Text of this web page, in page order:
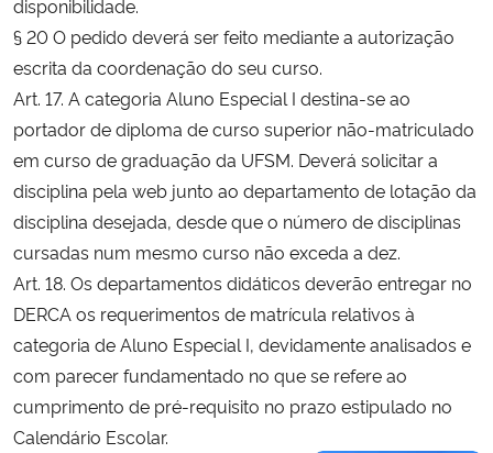
disponibilidade.
§ 20 O pedido deverá ser feito mediante a autorização
escrita da coordenação do seu curso.
Art. 17. A categoria Aluno Especial I destina-se ao
portador de diploma de curso superior não-matriculado
em curso de graduação da UFSM. Deverá solicitar a
disciplina pela web junto ao departamento de lotação da
disciplina desejada, desde que o número de disciplinas
cursadas num mesmo curso não exceda a dez.
Art. 18. Os departamentos didáticos deverão entregar no
DERCA os requerimentos de matrícula relativos à
categoria de Aluno Especial I, devidamente analisados e
com parecer fundamentado no que se refere ao
cumprimento de pré-requisito no prazo estipulado no
Calendário Escolar.